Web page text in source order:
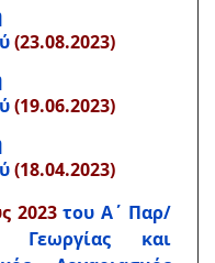
(23.08.2023)
(19.06.2023)
(18.04.2023)
2023του Α΄ Παρ/
Γεωργίας και